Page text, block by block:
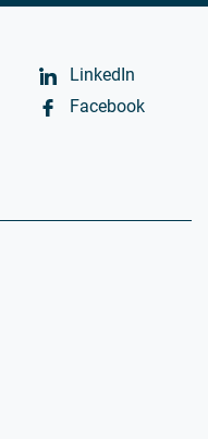
LinkedIn
Facebook